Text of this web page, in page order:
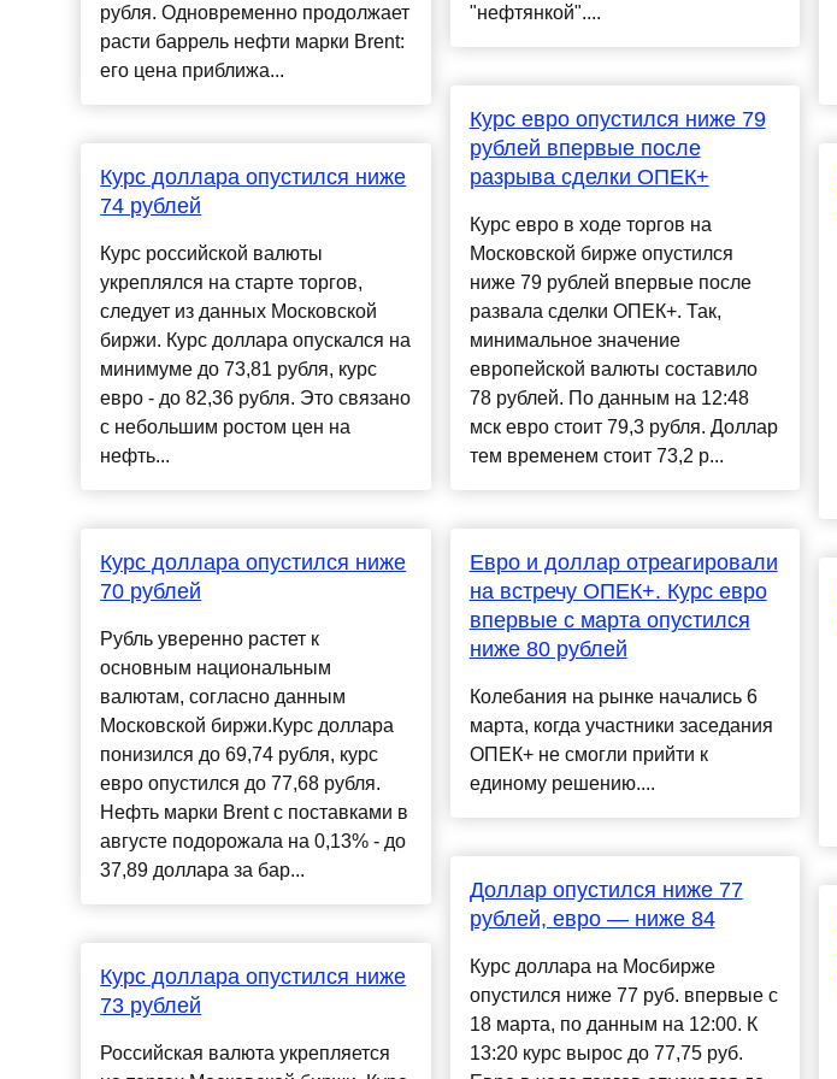
рубля. Одновременно продолжает
расти баррель нефти марки Brent:
его цена приближа...
Курс доллара опустился ниже
74 рублей
Курс российской валюты
укреплялся на старте торгов,
следует из данных Московской
биржи. Курс доллара опускался на
минимуме до 73,81 рубля, курс
евро - до 82,36 рубля. Это связано
с небольшим ростом цен на
нефть...
Курс доллара опустился ниже
70 рублей
Рубль уверенно растет к
основным национальным
валютам, согласно данным
Московской биржи.Курс доллара
понизился до 69,74 рубля, курс
евро опустился до 77,68 рубля.
Нефть марки Brent с поставками в
августе подорожала на 0,13% - до
37,89 доллара за бар...
Курс доллара опустился ниже
73 рублей
Российская валюта укрепляется
"нефтянкой"....
Курс евро опустился ниже 79
рублей впервые после
разрыва сделки ОПЕК+
Курс евро в ходе торгов на
Московской бирже опустился
ниже 79 рублей впервые после
развала сделки ОПЕК+. Так,
минимальное значение
европейской валюты составило
78 рублей. По данным на 12:48
мск евро стоит 79,3 рубля. Доллар
тем временем стоит 73,2 р...
Евро и доллар отреагировали
на встречу ОПЕК+. Курс евро
впервые с марта опустился
ниже 80 рублей
Колебания на рынке начались 6
марта, когда участники заседания
ОПЕК+ не смогли прийти к
единому решению....
Доллар опустился ниже 77
рублей, евро — ниже 84
Курс доллара на Мосбирже
опустился ниже 77 руб. впервые с
18 марта, по данным на 12:00. К
13:20 курс вырос до 77,75 руб.